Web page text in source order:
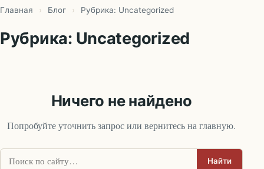
Главная › Блог › Рубрика: Uncategorized
Рубрика: Uncategorized
Ничего не найдено
Попробуйте уточнить запрос или вернитесь на главную.
Поиск: Найти